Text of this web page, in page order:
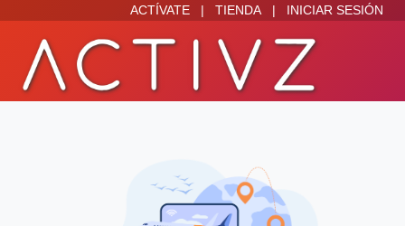
ACTÍVATE | TIENDA | INICIAR SESIÓN